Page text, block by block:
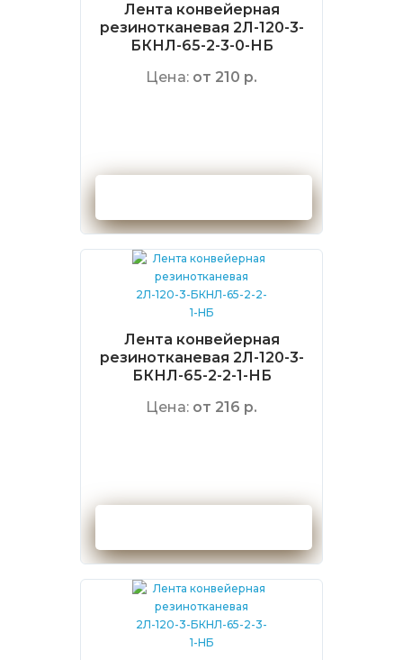
Лента конвейерная
резинотканевая 2Л-120-3-
БКНЛ-65-2-3-0-НБ
Цена: от 210 р.
Лента конвейерная
резинотканевая 2Л-120-3-
БКНЛ-65-2-2-1-НБ
Цена: от 216 р.